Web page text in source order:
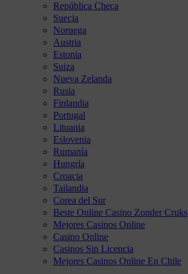
República Checa
Suecia
Noruega
Austria
Estonia
Suiza
Nueva Zelanda
Rusia
Finlandia
Portugal
Lituania
Eslovenia
Rumanía
Hungría
Croacia
Tailandia
Corea del Sur
Beste Online Casino Zonder Cruks
Mejores Casinos Online
Casino Online
Casinos Sin Licencia
Mejores Casinos Online En Chile